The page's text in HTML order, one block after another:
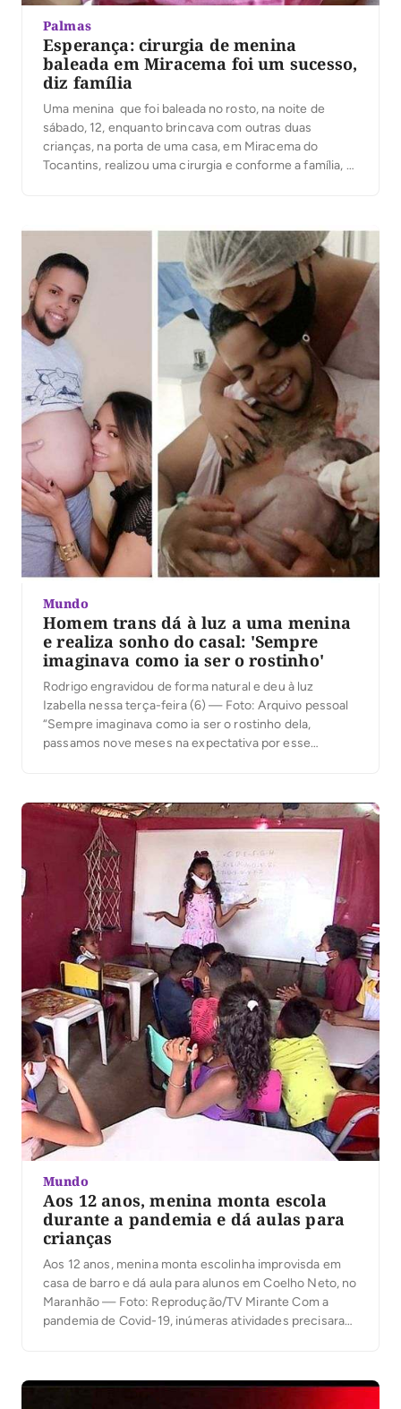
Palmas
Esperança: cirurgia de menina
baleada em Miracema foi um sucesso,
diz família
Uma menina que foi baleada no rosto, na noite de
sábado, 12, enquanto brincava com outras duas
crianças, na porta de uma casa, em Miracema do
Tocantins, realizou uma cirurgia e conforme a família, o
Mundo
Homem trans dá à luz a uma menina
e realiza sonho do casal: 'Sempre
imaginava como ia ser o rostinho'
Rodrigo engravidou de forma natural e deu à luz
Izabella nessa terça-feira (6) — Foto: Arquivo pessoal
“Sempre imaginava como ia ser o rostinho dela,
passamos nove meses na expectativa por esse
deu à luz uma menina […]
Mundo
Aos 12 anos, menina monta escola
durante a pandemia e dá aulas para
crianças
Aos 12 anos, menina monta escolinha improvisda em
casa de barro e dá aula para alunos em Coelho Neto, no
Maranhão — Foto: Reprodução/TV Mirante Com a
pandemia de Covid-19, inúmeras atividades precisaram
estadual e privada de ensino […]